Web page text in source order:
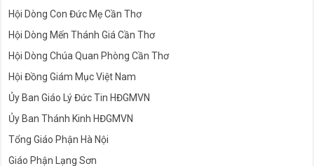
Hội Dòng Con Đức Mẹ Cần Thơ
Hội Dòng Mến Thánh Giá Cần Thơ
Hội Dòng Chúa Quan Phòng Cần Thơ
Hội Đồng Giám Mục Việt Nam
Ủy Ban Giáo Lý Đức Tin HĐGMVN
Ủy Ban Thánh Kinh HĐGMVN
Tổng Giáo Phận Hà Nội
Giáo Phận Lạng Sơn